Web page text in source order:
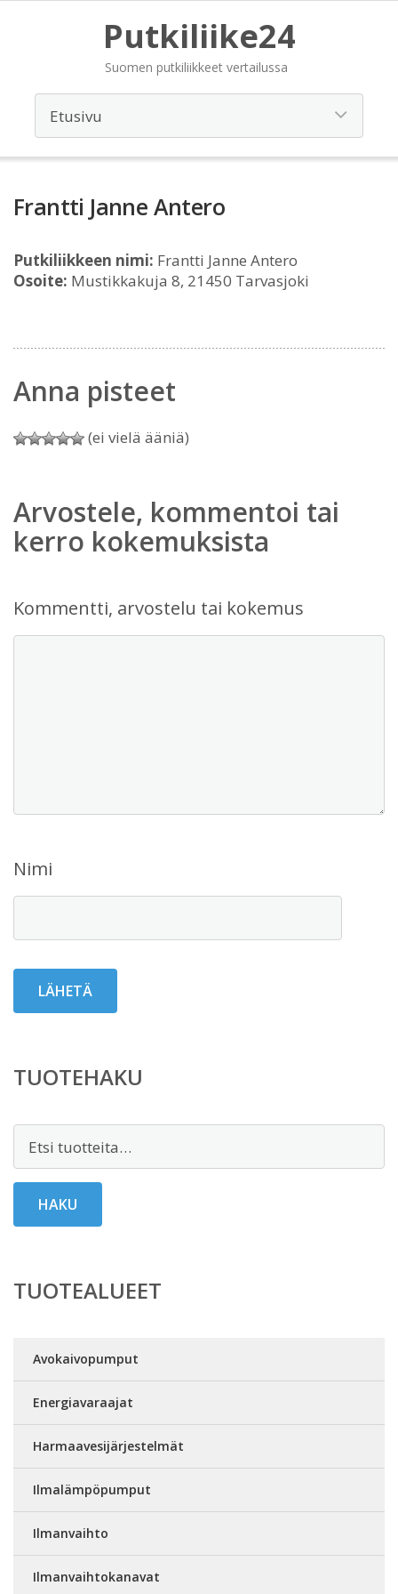
Putkiliike24
Suomen putkiliikkeet vertailussa
Frantti Janne Antero
Putkiliikkeen nimi: Frantti Janne Antero
Osoite: Mustikkakuja 8, 21450 Tarvasjoki
Anna pisteet
(ei vielä ääniä)
Arvostele, kommentoi tai
kerro kokemuksista
Kommentti, arvostelu tai kokemus
Nimi
TUOTEHAKU
HAKU
TUOTEALUEET
Avokaivopumput
Energiavaraajat
Harmaavesijärjestelmät
Ilmalämpöpumput
Ilmanvaihto
Ilmanvaihtokanavat